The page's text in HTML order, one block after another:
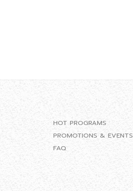
HOT PROGRAMS
PROMOTIONS & EVENTS
FAQ